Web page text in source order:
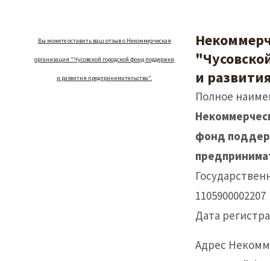
Вы можете оставить ваш отзыв о Некоммерческая
организация "Чусовской городской фонд поддержки
и развития предпринимательства".
и
Полное
фонд
1105900002207
Дата
Адрес